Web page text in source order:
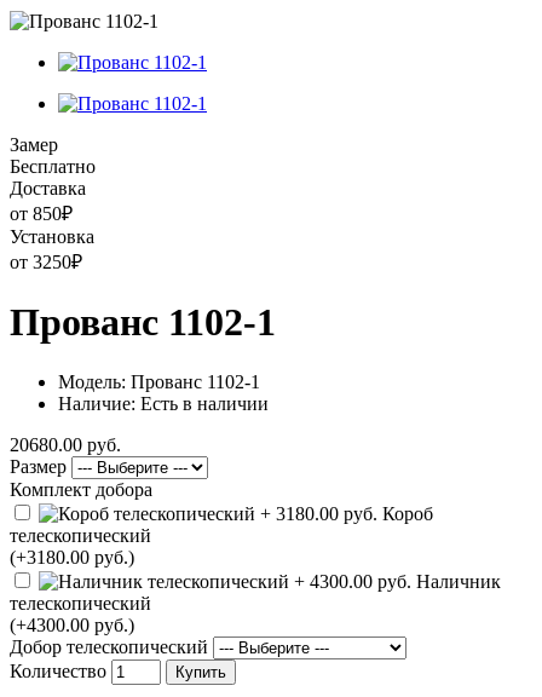
Замер
Бесплатно
Доставка
от 850₽
Установка
от 3250₽
Прованс 1102-1
Модель: Прованс 1102-1
Наличие: Есть в наличии
20680.00 руб.
Размер
Комплект добора
Короб
телескопический
(+3180.00 руб.)
Наличник
телескопический
(+4300.00 руб.)
Добор телескопический
Количество
Купить